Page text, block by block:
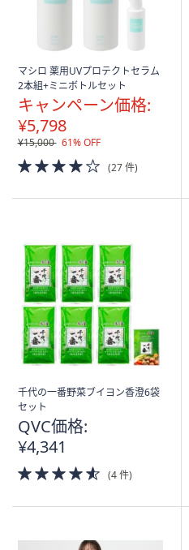
マシロ 薬用UVプロテクトセラム
2本組+ミニボトルセット
キャンペーン価格:
¥5,798
¥15,000 61% OFF
4.0
of
(27 件)
千代の一番野菜ブイヨン香澄6袋
セット
QVC価格:
¥4,341
4.5
of
(4 件)